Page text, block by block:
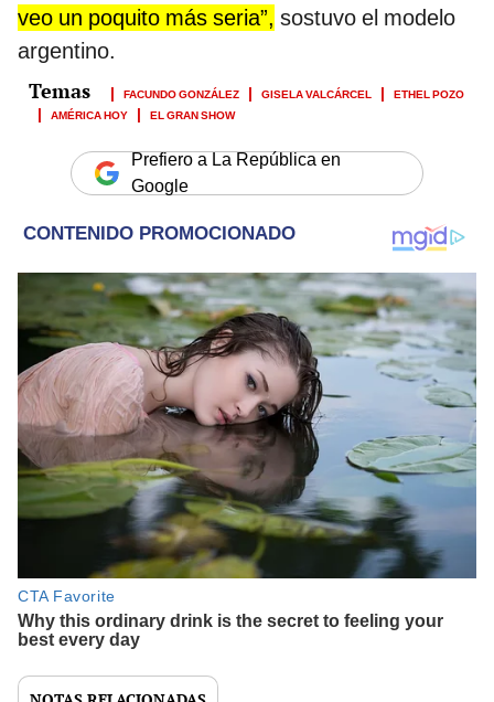
veo un poquito más seria”, sostuvo el modelo
argentino.
FACUNDO GONZÁLEZ GISELA VALCÁRCEL
ETHEL POZO
AMÉRICA HOY
EL GRAN SHOW
Prefiero a La República en
Google